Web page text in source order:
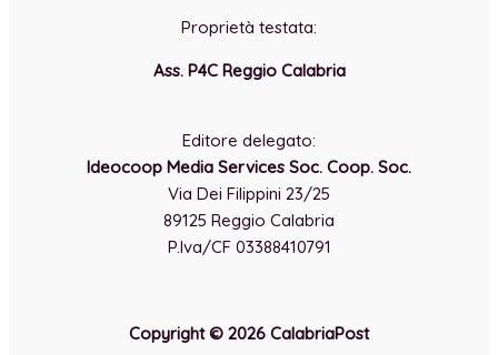
Proprietà testata:
Ass. P4C Reggio Calabria
Editore delegato:
Ideocoop Media Services Soc. Coop. Soc.
Via Dei Filippini 23/25
89125 Reggio Calabria
P.Iva/CF 03388410791
Copyright © 2026 CalabriaPost